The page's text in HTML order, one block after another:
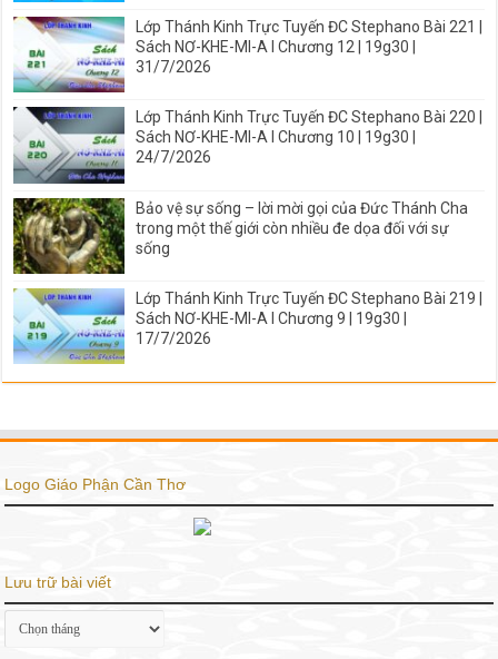
Lớp Thánh Kinh Trực Tuyến ĐC Stephano Bài 221 |
Sách NƠ-KHE-MI-A I Chương 12 | 19g30 |
31/7/2026
Lớp Thánh Kinh Trực Tuyến ĐC Stephano Bài 220 |
Sách NƠ-KHE-MI-A I Chương 10 | 19g30 |
24/7/2026
Bảo vệ sự sống – lời mời gọi của Đức Thánh Cha
trong một thế giới còn nhiều đe dọa đối với sự
sống
Lớp Thánh Kinh Trực Tuyến ĐC Stephano Bài 219 |
Sách NƠ-KHE-MI-A I Chương 9 | 19g30 |
17/7/2026
Logo Giáo Phận Cần Thơ
Lưu trữ bài viết
Lưu
trữ